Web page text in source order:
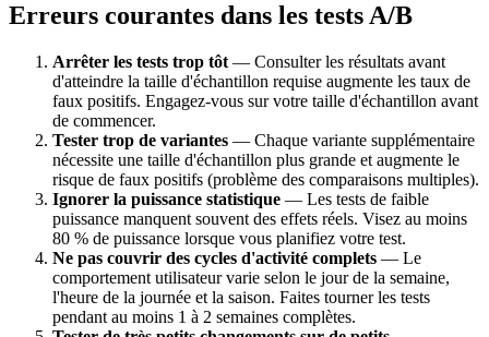
Erreurs courantes dans les tests A/B
Arrêter les tests trop tôt — Consulter les résultats avant
d'atteindre la taille d'échantillon requise augmente les taux de
faux positifs. Engagez-vous sur votre taille d'échantillon avant
de commencer.
Tester trop de variantes — Chaque variante supplémentaire
nécessite une taille d'échantillon plus grande et augmente le
risque de faux positifs (problème des comparaisons multiples).
Ignorer la puissance statistique — Les tests de faible
puissance manquent souvent des effets réels. Visez au moins
80 % de puissance lorsque vous planifiez votre test.
Ne pas couvrir des cycles d'activité complets — Le
comportement utilisateur varie selon le jour de la semaine,
l'heure de la journée et la saison. Faites tourner les tests
pendant au moins 1 à 2 semaines complètes.